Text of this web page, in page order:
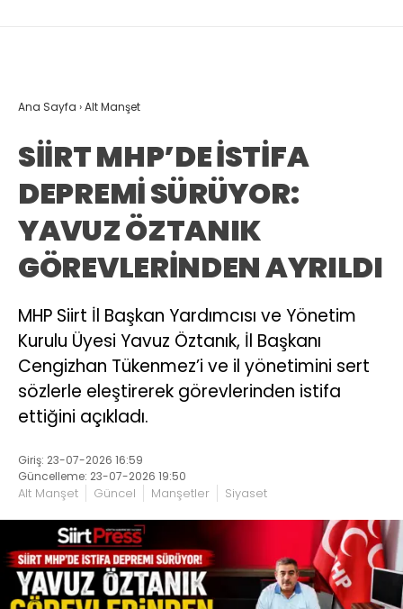
Ana Sayfa ›Alt Manşet
SİİRT MHP’DE İSTİFA
DEPREMİ SÜRÜYOR:
YAVUZ ÖZTANIK
GÖREVLERİNDEN AYRILDI
MHP Siirt İl Başkan Yardımcısı ve Yönetim
Kurulu Üyesi Yavuz Öztanık, İl Başkanı
Cengizhan Tükenmez’i ve il yönetimini sert
sözlerle eleştirerek görevlerinden istifa
ettiğini açıkladı.
Giriş: 23-07-2026 16:59
Güncelleme: 23-07-2026 19:50
Alt Manşet Güncel Manşetler Siyaset